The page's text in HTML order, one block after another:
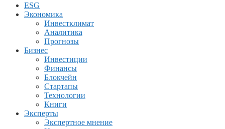
ESG
Экономика
Инвестклимат
Аналитика
Прогнозы
Бизнес
Инвестиции
Финансы
Блокчейн
Стартапы
Технологии
Книги
Эксперты
Экспертное мнение